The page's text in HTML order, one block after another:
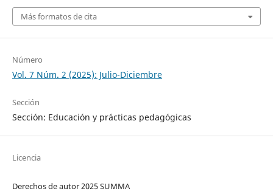
Más formatos de cita
Número
Vol. 7 Núm. 2 (2025): Julio-Diciembre
Sección
Sección: Educación y prácticas pedagógicas
Licencia
Derechos de autor 2025 SUMMA